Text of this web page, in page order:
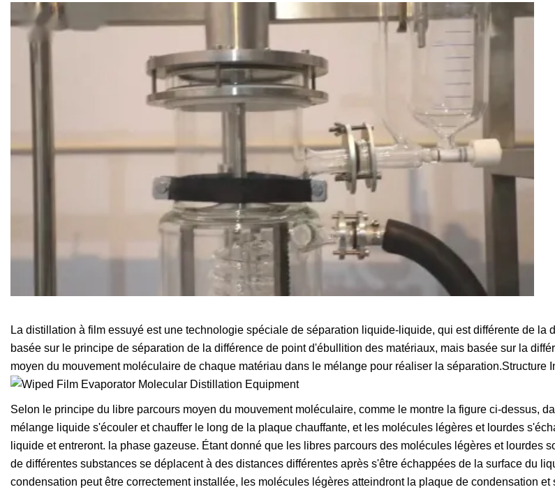
La distillation à film essuyé est une technologie spéciale de séparation liquide-liquide, qui est différente de la
basée sur le principe de séparation de la différence de point d'ébullition des matériaux, mais basée sur la
moyen du mouvement moléculaire de chaque matériau dans le mélange pour réaliser la séparation.Structure
Selon le principe du libre parcours moyen du mouvement moléculaire, comme le montre la figure ci-dessus,
mélange liquide s'écouler et chauffer le long de la plaque chauffante, et les molécules légères et lourdes
liquide et entreront. la phase gazeuse. Étant donné que les libres parcours des molécules légères et lourdes
de différentes substances se déplacent à des distances différentes après s'être échappées de la surface du
condensation peut être correctement installée, les molécules légères atteindront la plaque de condensation et